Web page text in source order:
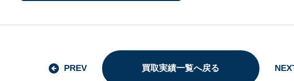
PREV 買取実績一覧へ戻る